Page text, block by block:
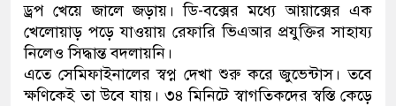
থানা পুলিশ
যেকোনো সময় বেনজীরের প্রত্যাবর্তন
ড্রপ খেয়ে জালে জড়ায়। ডি-বক্সের মধ্যে আয়াক্সের এক
খেলোয়াড় পড়ে যাওয়ায় রেফারি ভিএআর প্রযুক্তির সাহায্য
নিলেও সিদ্ধান্ত বদলায়নি।
এতে সেমিফাইনালের স্বপ্ন দেখা শুরু করে জুভেন্টাস। তবে
ক্ষণিকেই তা উবে যায়। ৩৪ মিনিটে স্বাগতিকদের স্বস্তি কেড়ে